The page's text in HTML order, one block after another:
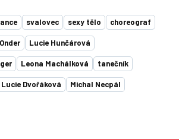
svalovec sexy tělo choreograf
Lucie Hunčárová
Leona Machálková tanečník
Lucie Dvořáková Michal Necpál